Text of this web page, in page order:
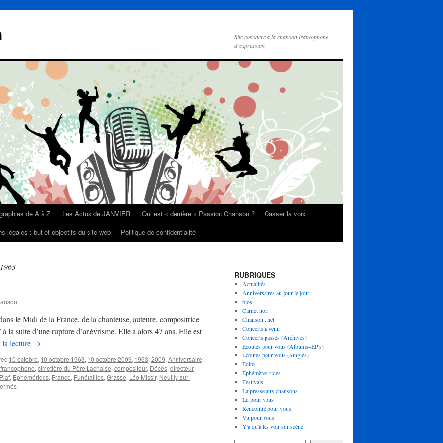
Site consacré à la chanson francophone
d’expression
de A à Z .Les Actus de JANVIER .Qui est « derrière » Passion Chanson ?
Casser la voix
légales : but et objectifs du site web Politique de confidentialité
le Midi de la France, de la chanteuse, auteure, compositrice
la suite d’une rupture d’anévrisme. Elle a alors 47 ans. Elle est
lecture →
10 octobre, 10 octobre 1963, 10 octobre 2009, 1963, 2009, Anniversaire,
, cimetière du Père Lachaise, compositeur, Décès, directeur
, Ephémérides, France, Funérailles, Grasse, Léo Missir, Neuilly-sur-
sur
RUBRIQUES
Actualités
Anniversaires au jour le jour
bios
Carnet noir
Chanson . net
Concerts à venir
Concerts passés (Archives)
Ecoutés pour vous (Albums+EP's)
Ecoutés pour vous (Singles)
Edito
Ephémères rides
Festivals
La presse aux chansons
Lu pour vous
Rencontré pour vous
Vu pour vous
Y'a qu'à les voir sur scène